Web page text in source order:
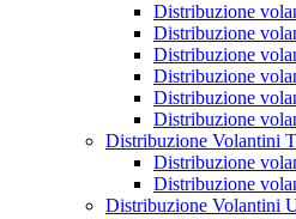
Distribuzione
Distribuzione
Distribuzione
Distribuzione
Distribuzione
Distribuzione
Distribuzione Volantini
Distribuzione
Distribuzione
Distribuzione Volantini